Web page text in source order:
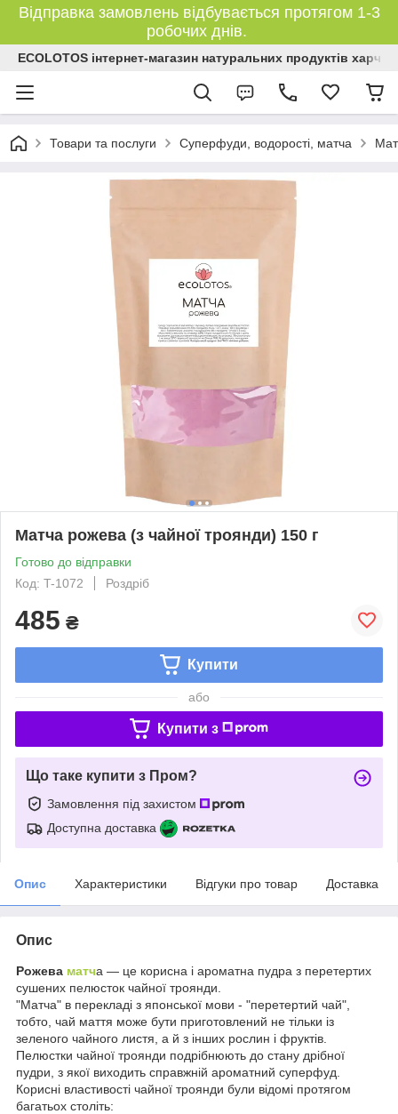
Відправка замовлень відбувається протягом 1-3
робочих днів.
ECOLOTOS інтернет-магазин натуральних продуктів
Товари та послуги Суперфуди, водорості, матча
Матча рожева (з чайної троянди) 150 г
Готово до відправки
Код: T-1072
Роздріб
485 ₴
Купити
або
Купити з
Що таке купити з Пром?
Замовлення під захистом
Доступна доставка
Опис Характеристики Відгуки про товар Доставка
Опис
Рожева матча — це корисна і ароматна пудра з перетертих
сушених пелюсток чайної троянди.
"Матча" в перекладі з японської мови - "перетертий чай",
тобто, чай маття може бути приготовлений не тільки із
зеленого чайного листя, а й з інших рослин і фруктів.
Пелюстки чайної троянди подрібнюють до стану дрібної
пудри, з якої виходить справжній ароматний суперфуд.
Корисні властивості чайної троянди були відомі протягом
багатьох століть: